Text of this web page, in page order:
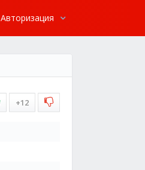
Авторизация
+12